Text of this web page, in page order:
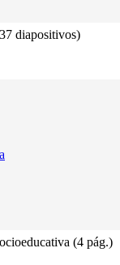
diapositivos)
(4 pág.)